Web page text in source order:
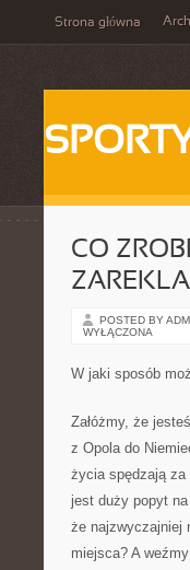
Strona główna
CO
POSTED BY
WYŁĄCZONA
W jaki sposób
Załóżmy, że
z Opola do
życia spędzają za
jest duży popyt
że najzwyczajniej
miejsca? A